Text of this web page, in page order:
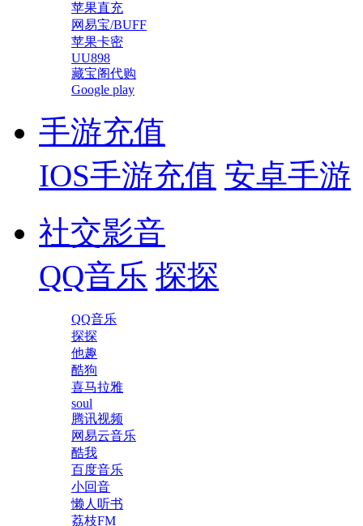
苹果直充
网易宝/BUFF
苹果卡密
UU898
藏宝阁代购
Google play
手游充值
IOS手游充值 安卓手游
社交影音
QQ音乐 探探
QQ音乐
探探
他趣
酷狗
喜马拉雅
soul
腾讯视频
网易云音乐
酷我
百度音乐
小回音
懒人听书
荔枝FM